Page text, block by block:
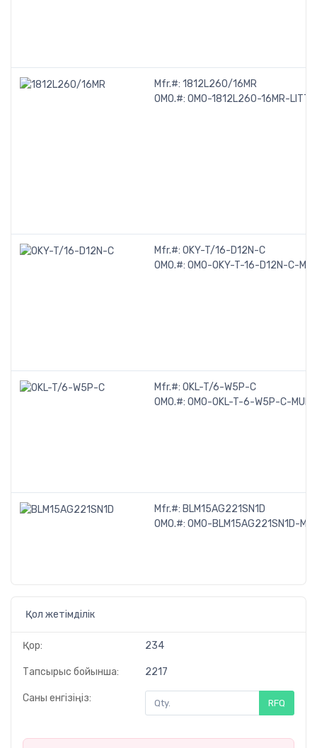
Mfr.#: 1812L260/16MR
OMO.#: OMO-1812L260-16MR-
Mfr.#: OKY-T/16-D12N-C
OMO.#: OMO-OKY-T-16-D12N-C-
Mfr.#: OKL-T/6-W5P-C
OMO.#: OMO-OKL-T-6-W5P-C-
Mfr.#: BLM15AG221SN1D
OMO.#: OMO-BLM15AG221SN1D-
Қол жетімділік
Қор: 234
Тапсырыс бойынша: 2217
Саны енгізіңіз: RFQ